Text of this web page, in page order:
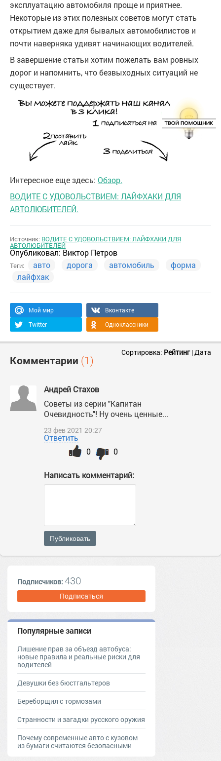
эксплуатацию автомобиля проще и приятнее.
Некоторые из этих полезных советов могут стать
открытием даже для бывалых автомобилистов и
почти наверняка удивят начинающих водителей.
В завершение статьи хотим пожелать вам ровных
дорог и напомнить, что безвыходных ситуаций не
существует.
Интересное еще здесь: Обзор.
ВОДИТЕ С УДОВОЛЬСТВИЕМ: ЛАЙФХАКИ ДЛЯ
АВТОЛЮБИТЕЛЕЙ.
Источник: ВОДИТЕ С УДОВОЛЬСТВИЕМ: ЛАЙФХАКИ ДЛЯ
АВТОЛЮБИТЕЛЕЙ
Опубликовал: Виктор Петров
Теги: авто дорога автомобиль
форма
лайфхак
Мой мир
Вконтакте
Twitter
Одноклассники
Комментарии (1)
Сортировка: Рейтинг|Дата
Андрей Стахов
Советы из серии "Капитан
Очевидность"! Ну очень ценные...
23 фев 2021 20:27
Ответить
0
0
Написать комментарий:
Публиковать
Подписчиков: 430
Подписаться
Популярные записи
Лишение прав за объезд автобуса:
новые правила и реальные риски для
водителей
Девушки без бюстгальтеров
Береборщил с тормозами
Странности и загадки русского оружия
Почему современные авто с кузовом
из бумаги считаются безопасными